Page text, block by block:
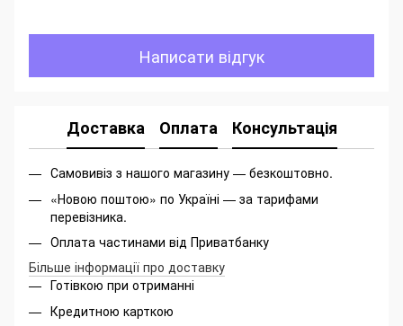
Написати відгук
Доставка Оплата Консультація
Самовивіз з нашого магазину — безкоштовно.
«Новою поштою» по Україні — за тарифами
перевізника.
Оплата частинами від Приватбанку
Більше інформації про доставку
Готівкою при отриманні
Кредитною карткою